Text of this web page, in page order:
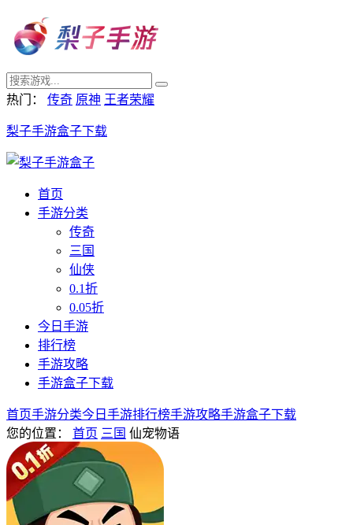
热门： 传奇 原神 王者荣耀
梨子手游盒子下载
首页
手游分类
传奇
三国
仙侠
0.1折
0.05折
今日手游
排行榜
手游攻略
手游盒子下载
首页手游分类今日手游排行榜手游攻略手游盒子下载
您的位置：
首页 三国 仙宠物语